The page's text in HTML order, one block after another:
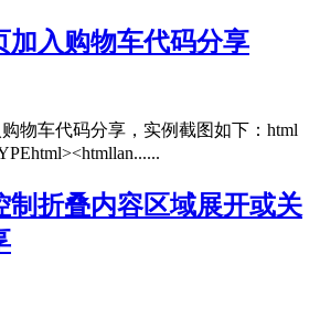
加入购物车代码分享
物车代码分享，实例截图如下：html
制折叠内容区域展开或关